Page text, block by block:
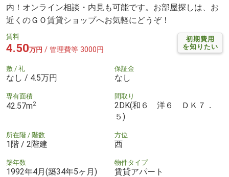
内！オンライン相談・内見も可能です。お部屋探しは、お
近くのＧＯ賃貸ショップへお気軽にどうぞ！
初期費用
を知りたい
賃料
4.50万円 / 管理費等 3000円
敷 / 礼
なし / 4.5万円
保証金
なし
専有面積
42.57m2
間取り
2DK(和６ 洋６ ＤＫ７．
５)
所在階 / 階数
1階 / 2階建
方位
西
築年数
1992年4月(築34年5ヶ月)
物件タイプ
賃貸アパート